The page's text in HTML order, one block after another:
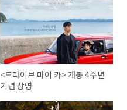
<드라이브 마이 카> 개봉 4주년
기념 상영